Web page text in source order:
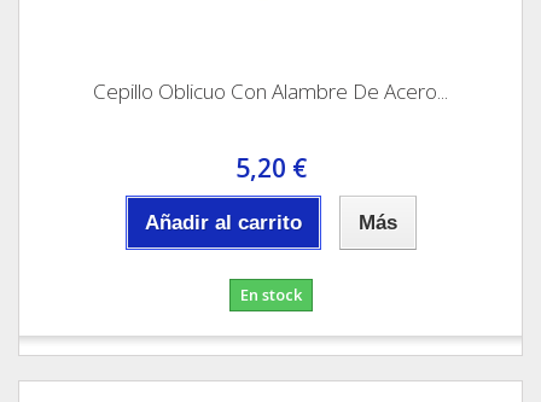
Cepillo Oblicuo Con Alambre De Acero...
5,20 €
Añadir al carrito Más
En stock